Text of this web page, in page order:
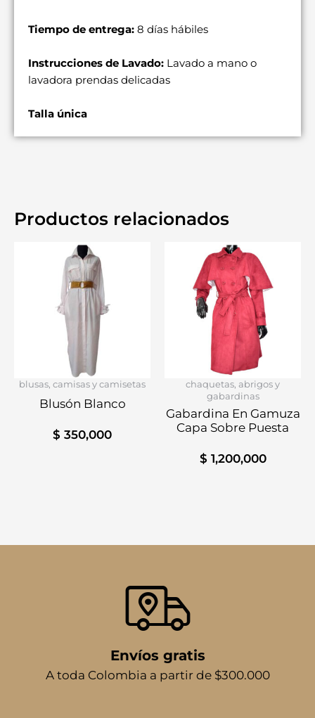
Productos relacionados
blusas, camisas y camisetas
Blusón Blanco
$ 350,000
chaquetas, abrigos y
gabardinas
Gabardina En Gamuza
Capa Sobre Puesta
$ 1,200,000
Tiempo de entrega: 8 días hábiles
Instrucciones de Lavado: Lavado a mano o
lavadora prendas delicadas
Talla única
Envíos gratis
A toda Colombia a partir de $300.000